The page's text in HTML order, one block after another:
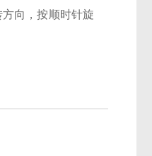
向，按顺时针旋